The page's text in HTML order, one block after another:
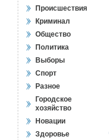
Происшествия
Криминал
Общество
Политика
Выборы
Спорт
Разное
Городское
хозяйство
Новации
Здоровье